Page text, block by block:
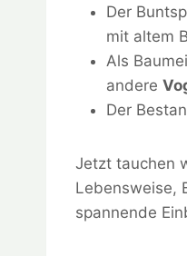
Der
mit altem
Als
andere
Der
Jetzt tauchen
Lebensweise,
spannende